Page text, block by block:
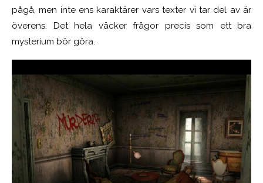
pågå, men inte ens karaktärer vars texter vi tar del av är
överens. Det hela väcker frågor precis som ett bra
mysterium bör göra.